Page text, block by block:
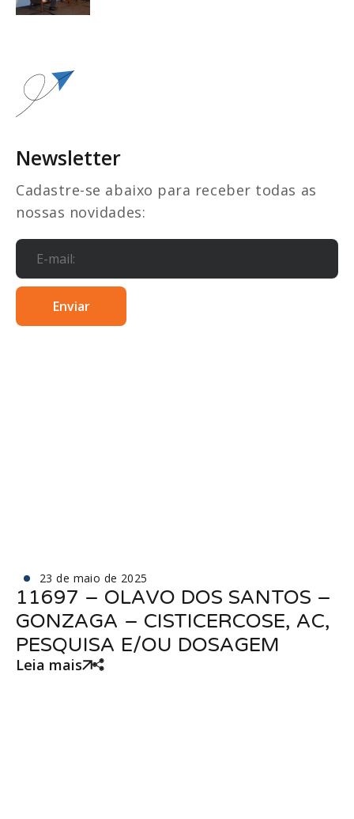
23 de maio de 2025
11697 – OLAVO DOS SANTOS –
GONZAGA – CISTICERCOSE, AC,
PESQUISA E/OU DOSAGEM
Leia mais
Newsletter
Cadastre-se abaixo para receber todas as
nossas novidades: